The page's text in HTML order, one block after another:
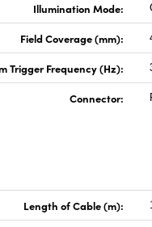
Illumination Mode:
Field Coverage (mm):
Trigger Frequency (Hz):
Connector:
Length of Cable (m):